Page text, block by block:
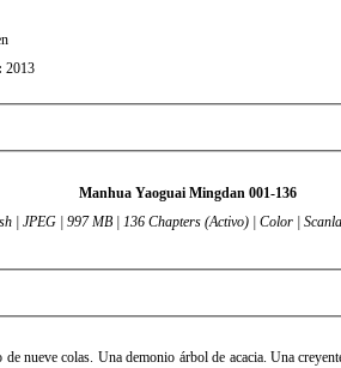
2013
Manhua Yaoguai Mingdan 001-136
| JPEG | 997 MB | 136 Chapters (Activo) | Color |
nueve colas. Una demonio árbol de acacia. Una